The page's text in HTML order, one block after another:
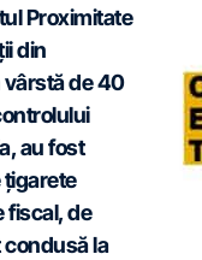
Proximitate
din
vârstă de 40
au fost
fiscal, de
condusă la